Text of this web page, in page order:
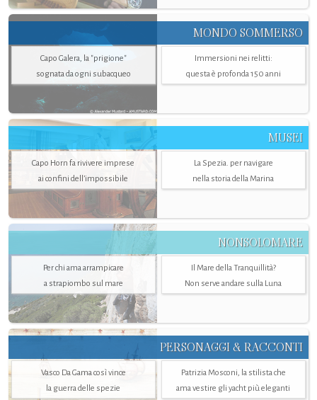
MONDO SOMMERSO
Capo Galera, la "prigione"
sognata da ogni subacqueo
Immersioni nei relitti:
questa è profonda 150 anni
MUSEI
Capo Horn fa rivivere imprese
ai confini dell’impossibile
La Spezia. per navigare
nella storia della Marina
NONSOLOMARE
Per chi ama arrampicare
a strapiombo sul mare
Il Mare della Tranquillità?
Non serve andare sulla Luna
PERSONAGGI & RACCONTI
Vasco Da Gama così vince
la guerra delle spezie
Patrizia Mosconi, la stilista che
ama vestire gli yacht più eleganti